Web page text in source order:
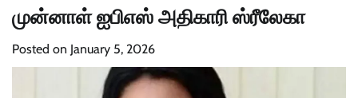
முன்னாள் ஐபிஎஸ் அதிகாரி ஸ்ரீலேகா
Posted on January 5, 2026